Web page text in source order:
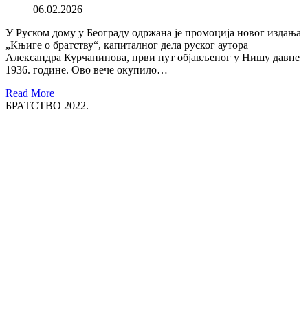
06.02.2026
У Руском дому у Београду одржана је промоција новог издања
„Књиге о братству“, капиталног дела руског аутора
Александра Курчанинова, први пут објављеног у Нишу давне
1936. године. Ово вече окупило…
Read More
БРАТСТВО 2022.